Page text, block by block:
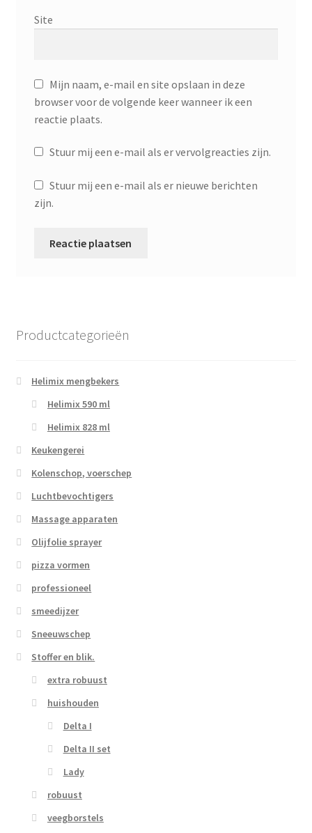
Site
Mijn naam, e-mail en site opslaan in deze
browser voor de volgende keer wanneer ik een
reactie plaats.
Stuur mij een e-mail als er vervolgreacties zijn.
Stuur mij een e-mail als er nieuwe berichten
zijn.
Productcategorieën
Helimix mengbekers
Helimix 590 ml
Helimix 828 ml
Keukengerei
Kolenschop, voerschep
Luchtbevochtigers
Massage apparaten
Olijfolie sprayer
pizza vormen
professioneel
smeedijzer
Sneeuwschep
Stoffer en blik.
extra robuust
huishouden
Delta I
Delta II set
Lady
robuust
veegborstels